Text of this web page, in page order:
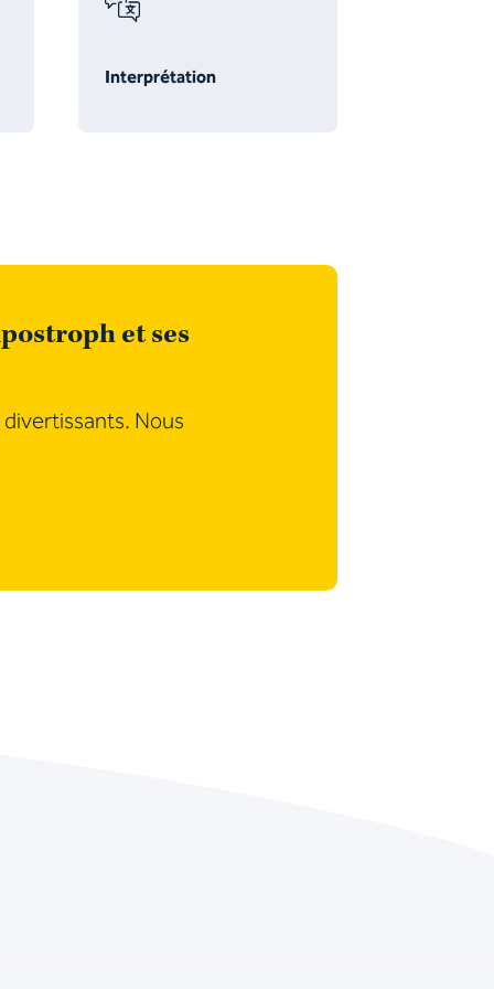
Interprétation
et ses
Nous